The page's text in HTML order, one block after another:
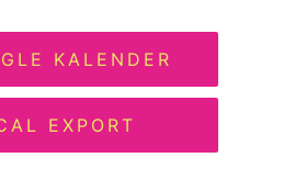
KALENDER
EXPORT